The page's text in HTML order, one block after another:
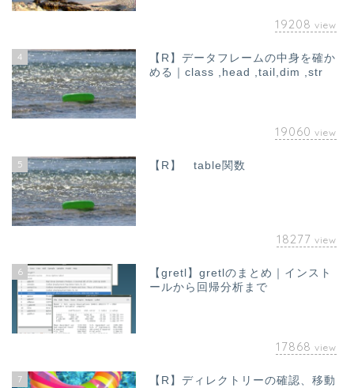
19208 view
4
【R】データフレームの中身を確か
める｜class ,head ,tail,dim ,str
19060 view
5 【R】 table関数
18277 view
6
【gretl】gretlのまとめ｜インスト
ールから回帰分析まで
17868 view
7
【R】ディレクトリーの確認、移動